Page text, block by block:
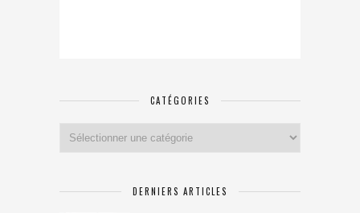
CATÉGORIES
DERNIERS ARTICLES